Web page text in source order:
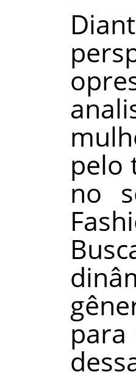
pelo
no
para